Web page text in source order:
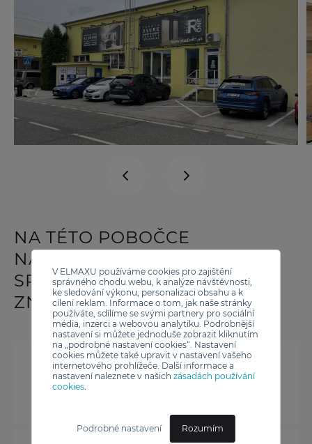
V ELMAXU používáme cookies pro zajištění
správného chodu webu, k analýze návštěvnosti,
ke sledování výkonu, personalizaci obsahu a k
cílení reklam. Informace o tom, jak naše stránky
používáte, sdílíme se svými partnery pro sociální
média, inzerci a webovou analytiku. Podrobnější
nastavení si můžete jednoduše zobrazit kliknutím
na „podrobné nastavení cookies“. Nastavení
cookies můžete také upravit v nastavení vašeho
internetového prohlížeče. Další informace a
nastavení naleznete v našich zásadách používání
cookies.
Podrobné nastavení Rozumím
NA TÉTO POBOČCE
NALEZNETE
SPOTŘEBIČE OD TĚCHTO
ZNAČEK